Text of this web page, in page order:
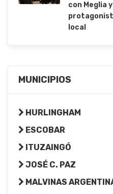
con Meglia
local
MUNICIPIOS
HURLINGHAM
ESCOBAR
ITUZAINGÓ
JOSÉ C. PAZ
MALVINAS